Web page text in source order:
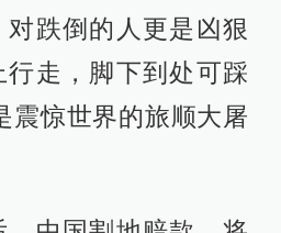
跌倒的人更是凶狠
走，脚下到处可踩
震惊世界的旅顺大屠